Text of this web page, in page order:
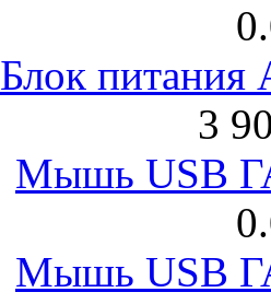
Блок питания
3
Мышь USB
Мышь USB